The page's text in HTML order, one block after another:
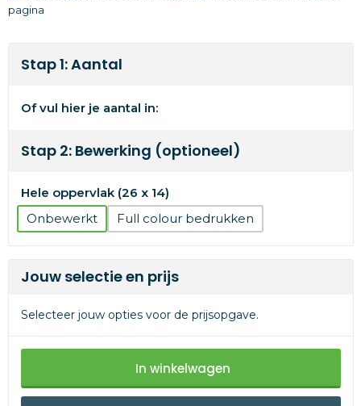
pagina
Stap 1: Aantal
Of vul hier je aantal in:
Stap 2: Bewerking (optioneel)
Hele oppervlak (26 x 14)
Onbewerkt
Full colour
Jouw selectie en prijs
Selecteer jouw opties voor de prijsopgave.
In winkelwagen